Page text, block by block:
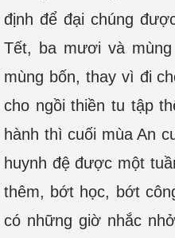
định để đại chúng
Tết, ba mươi và
mùng bốn, thay vì đi
cho ngồi thiền tu tập
hành thì cuối mùa An
huynh đệ được một
thêm, bớt học, bớt
có những giờ nhắc